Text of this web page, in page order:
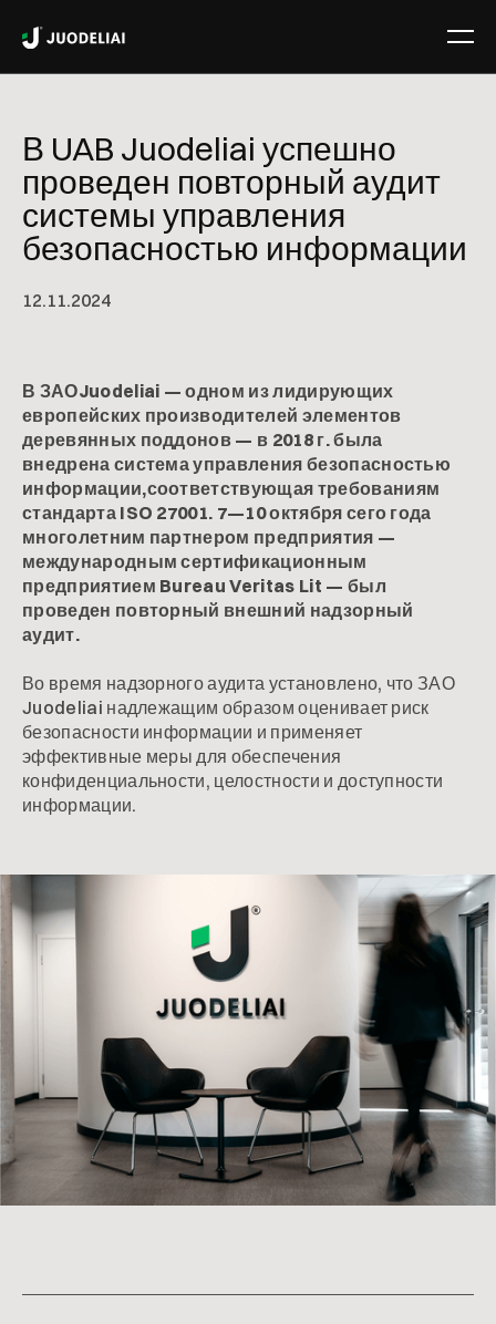
В UAB Juodeliai успешно
проведен повторный аудит
системы управления
безопасностью информации
12.11.2024
В ЗАОJuodeliai — одном из лидирующих
европейских производителей элементов
деревянных поддонов — в 2018 г. была
внедрена система управления безопасностью
информации,соответствующая требованиям
стандарта ISO 27001. 7—10 октября сего года
многолетним партнером предприятия —
международным сертификационным
предприятием Bureau Veritas Lit — был
проведен повторный внешний надзорный
аудит.
Во время надзорного аудита установлено, что ЗАО
Juodeliai надлежащим образом оценивает риск
безопасности информации и применяет
эффективные меры для обеспечения
конфиденциальности, целостности и доступности
информации.